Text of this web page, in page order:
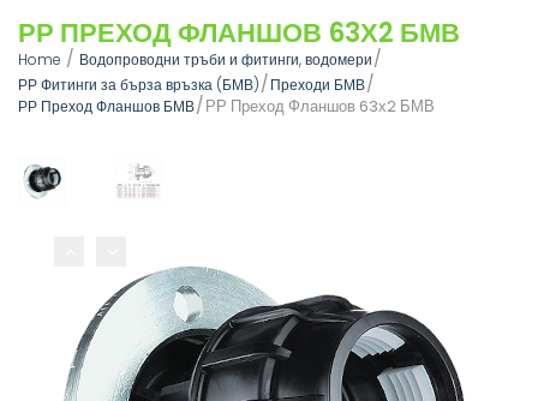
РР ПРЕХОД ФЛАНШОВ 63Х2 БМВ
Home
Водопроводни тръби и фитинги, водомери
РР Фитинги за бърза връзка (БМВ)
Преходи БМВ
РР Преход Фланшов БМВ РР Преход Фланшов 63х2 БМВ